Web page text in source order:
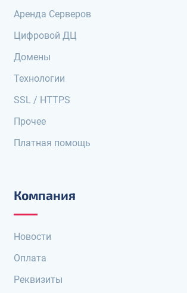
Аренда Серверов
Цифровой ДЦ
Домены
Технологии
SSL / HTTPS
Прочее
Платная помощь
Компания
Новости
Оплата
Реквизиты